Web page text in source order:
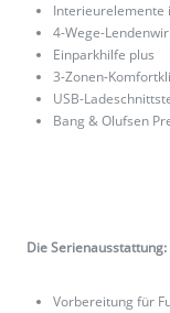
Interieurelemente
4-Wege-
Einparkhilfe plus
3-Zonen-
USB-
Bang & Olufsen
Die Serienausstattung:
Vorbereitung für